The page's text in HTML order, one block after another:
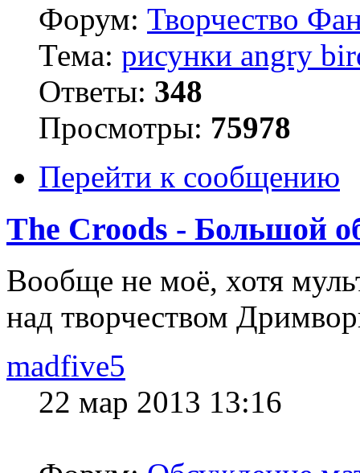
Форум: Творчество
Тема: рисунки angry
Ответы: 348
Просмотры: 75978
Перейти к сообщению
The Croods - Большой
Вообще не моё, хотя
над творчеством
madfive5
22 мар 2013 13:16